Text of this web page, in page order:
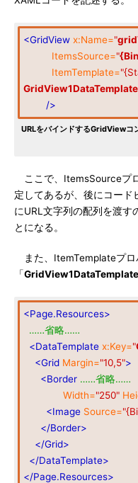
<GridView x:Name="
ItemsSource="
ItemTemplate=
GridView1DataTemplate
/>
URLをバインドするGridViewコ
ここで、ItemsSourceプ
定してあるが、後にコード
にURL文字列の配列を渡す
とになる。
また、ItemTemplateプロ
「GridView1DataTemplate
<Page.Resources>
……省略……
<DataTemplate x:Key="
<Grid Margin="10,5">
<Border ……省略……
Width="250"
<Image Source=
</Border>
</Grid>
</DataTemplate>
</Page.Resources>